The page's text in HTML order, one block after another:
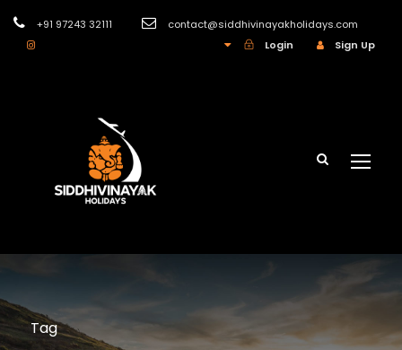
+91 97243 32111
contact@siddhivinayakholidays.com
Login
Sign Up
Tag